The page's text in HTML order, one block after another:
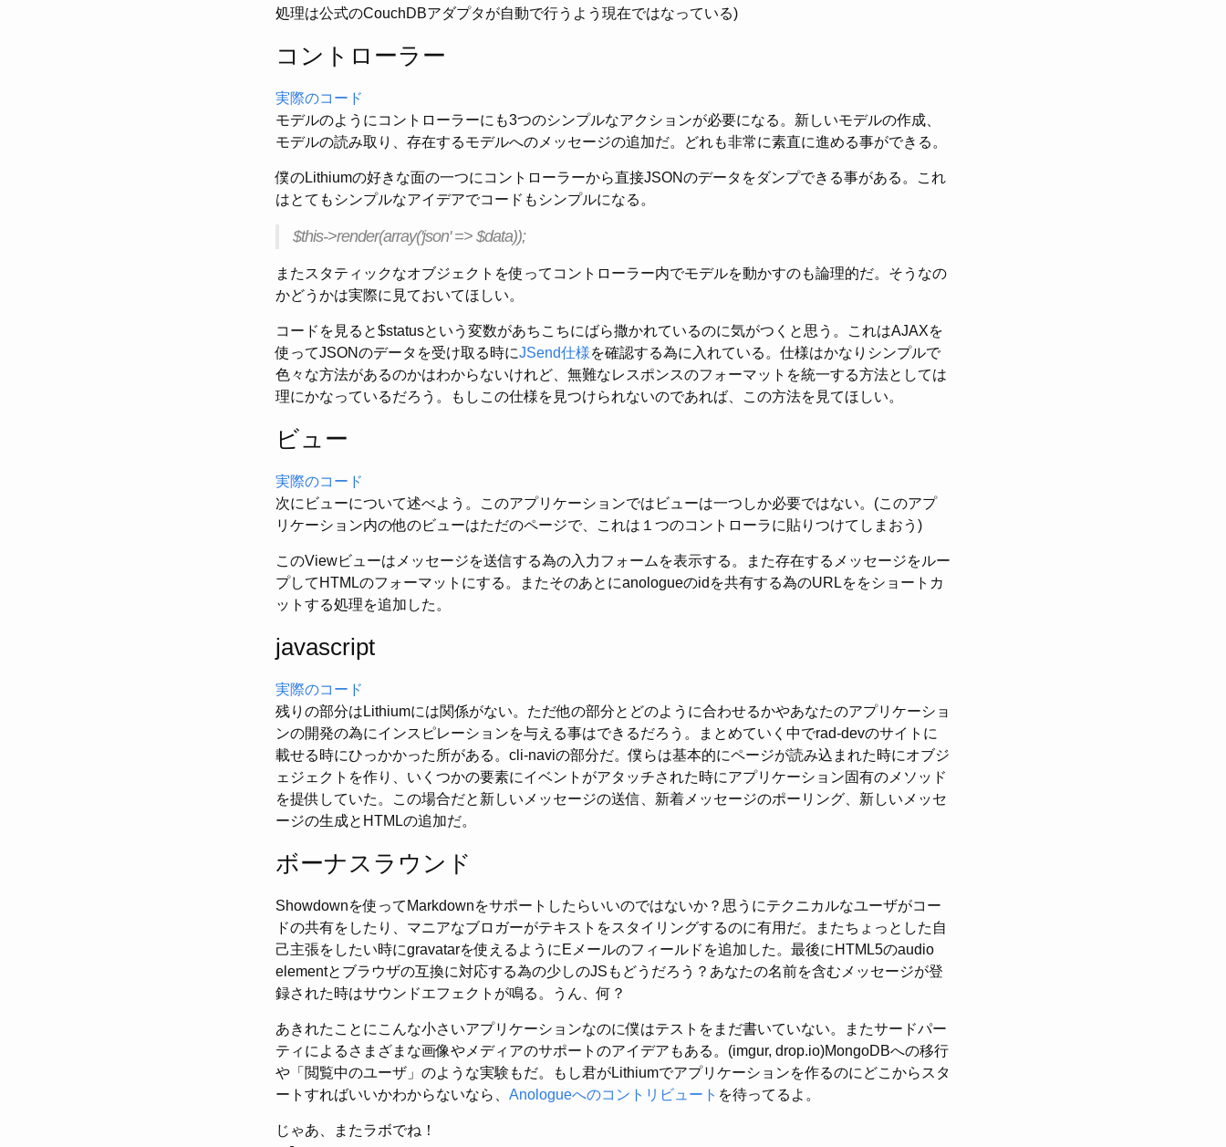
処理は公式のCouchDBアダプタが自動で行うよう現在ではなっている)
コントローラー
実際のコード
モデルのようにコントローラーにも3つのシンプルなアクションが必要になる。新しいモデルの作成、
モデルの読み取り、存在するモデルへのメッセージの追加だ。どれも非常に素直に進める事ができる。
僕のLithiumの好きな面の一つにコントローラーから直接JSONのデータをダンプできる事がある。これ
はとてもシンプルなアイデアでコードもシンプルになる。
$this->render(array('json' => $data));
またスタティックなオブジェクトを使ってコントローラー内でモデルを動かすのも論理的だ。そうなの
かどうかは実際に見ておいてほしい。
コードを見ると$statusという変数があちこちにばら撒かれているのに気がつくと思う。これはAJAXを
使ってJSONのデータを受け取る時にJSend仕様を確認する為に入れている。仕様はかなりシンプルで
色々な方法があるのかはわからないけれど、無難なレスポンスのフォーマットを統一する方法としては
理にかなっているだろう。もしこの仕様を見つけられないのであれば、この方法を見てほしい。
ビュー
実際のコード
次にビューについて述べよう。このアプリケーションではビューは一つしか必要ではない。(このアプ
リケーション内の他のビューはただのページで、これは１つのコントローラに貼りつけてしまおう)
このViewビューはメッセージを送信する為の入力フォームを表示する。また存在するメッセージをルー
プしてHTMLのフォーマットにする。またそのあとにanologueのidを共有する為のURLををショートカ
ットする処理を追加した。
javascript
実際のコード
残りの部分はLithiumには関係がない。ただ他の部分とどのように合わせるかやあなたのアプリケーショ
ンの開発の為にインスピレーションを与える事はできるだろう。まとめていく中でrad-devのサイトに
載せる時にひっかかった所がある。cli-naviの部分だ。僕らは基本的にページが読み込まれた時にオブジ
ェジェクトを作り、いくつかの要素にイベントがアタッチされた時にアプリケーション固有のメソッド
を提供していた。この場合だと新しいメッセージの送信、新着メッセージのポーリング、新しいメッセ
ージの生成とHTMLの追加だ。
ボーナスラウンド
Showdownを使ってMarkdownをサポートしたらいいのではないか？思うにテクニカルなユーザがコー
ドの共有をしたり、マニアなブロガーがテキストをスタイリングするのに有用だ。またちょっとした自
己主張をしたい時にgravatarを使えるようにEメールのフィールドを追加した。最後にHTML5のaudio
elementとブラウザの互換に対応する為の少しのJSもどうだろう？あなたの名前を含むメッセージが登
録された時はサウンドエフェクトが鳴る。うん、何？
あきれたことにこんな小さいアプリケーションなのに僕はテストをまだ書いていない。またサードパー
ティによるさまざまな画像やメディアのサポートのアイデアもある。(imgur, drop.io)MongoDBへの移行
や「閲覧中のユーザ」のような実験もだ。もし君がLithiumでアプリケーションを作るのにどこからスタ
ートすればいいかわからないなら、 Anologueへのコントリビュート を待ってるよ。
じゃあ、またラボでね！